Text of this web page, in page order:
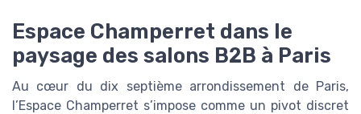
Espace Champerret dans le
paysage des salons B2B à Paris
Au cœur du dix septième arrondissement de Paris,
l’Espace Champerret s’impose comme un pivot discret